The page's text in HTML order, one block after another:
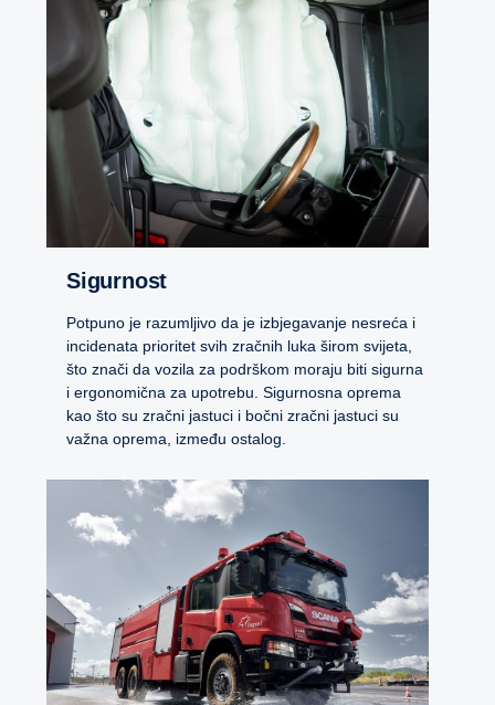
Sigurnost
Potpuno je razumljivo da je izbjegavanje nesreća i
incidenata prioritet svih zračnih luka širom svijeta,
što znači da vozila za podrškom moraju biti sigurna
i ergonomična za upotrebu. Sigurnosna oprema
kao što su zračni jastuci i bočni zračni jastuci su
važna oprema, između ostalog.